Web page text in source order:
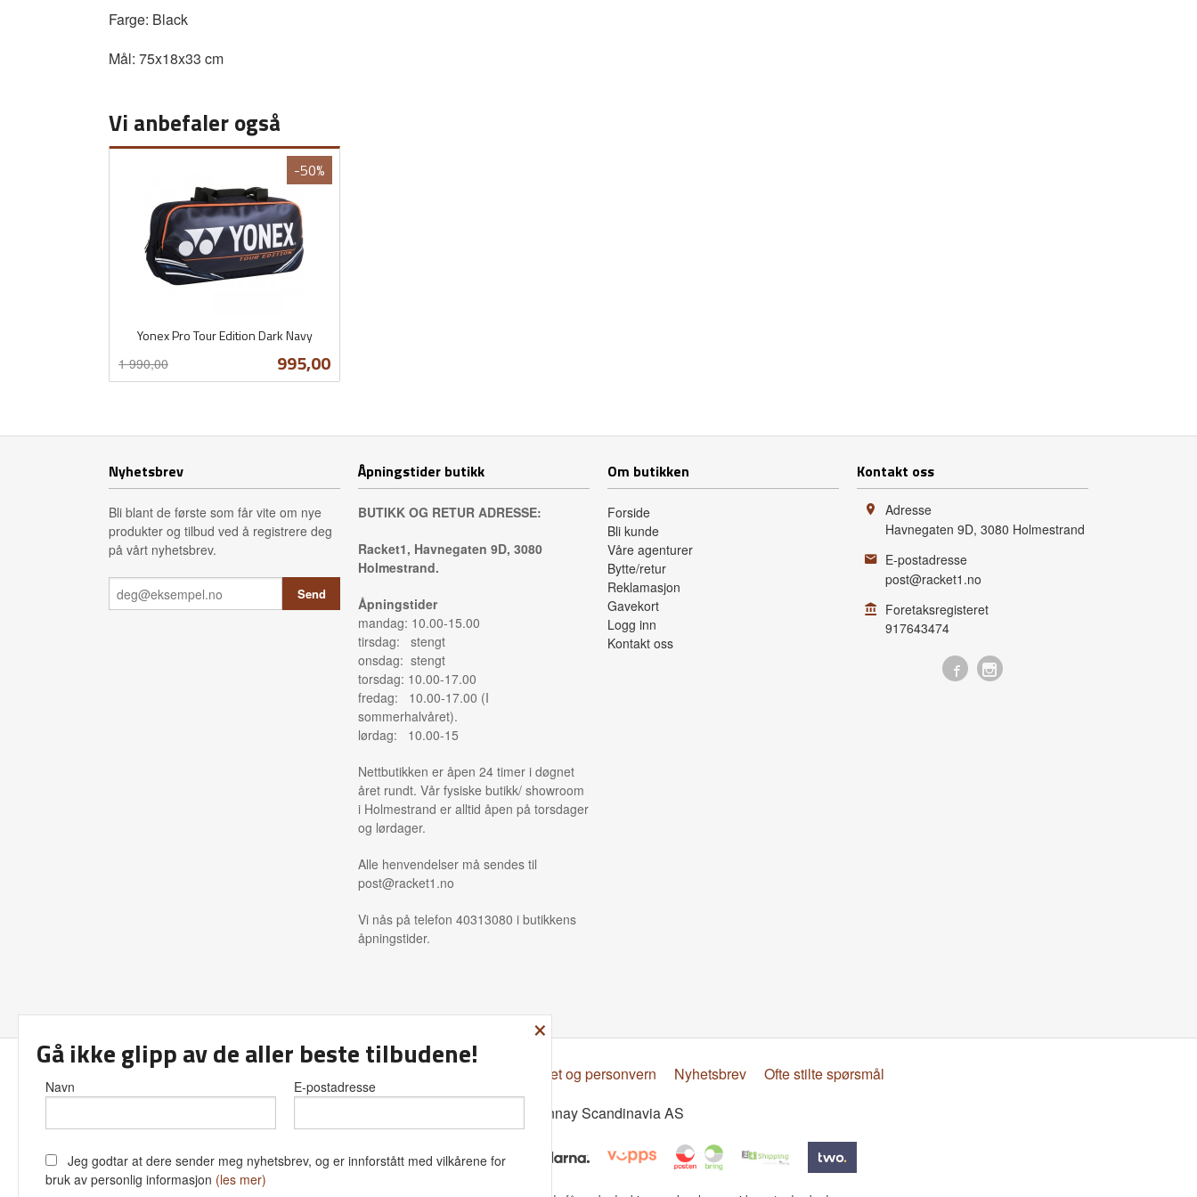
Farge: Black
Mål: 75x18x33 cm
Vi anbefaler også
Yonex Pro Tour Edition Dark Navy
Tilbud
995,00
1 990,00
-50%
mva.
Nyhetsbrev
Bli blant de første som får vite om nye
produkter og tilbud ved å registrere deg
på vårt nyhetsbrev.
Åpningstider butikk
BUTIKK OG RETUR ADRESSE:
Racket1, Havnegaten 9D, 3080
Holmestrand.
Åpningstider
mandag: 10.00-15.00
tirsdag: stengt
onsdag: stengt
torsdag: 10.00-17.00
fredag: 10.00-17.00 (I
sommerhalvåret).
lørdag: 10.00-15
Nettbutikken er åpen 24 timer i døgnet
året rundt. Vår fysiske butikk/ showroom
i Holmestrand er alltid åpen på torsdager
og lørdager.
Alle henvendelser må sendes til
post@racket1.no
Vi nås på telefon 40313080 i butikkens
åpningstider.
Om butikken
Forside
Bli kunde
Våre agenturer
Bytte/retur
Reklamasjon
Gavekort
Logg inn
Kontakt oss
Kontakt oss
Adresse
Havnegaten 9D, 3080 Holmestrand
E-postadresse
post@racket1.no
Foretaksregisteret
917643474
Sikkerhet og personvern Nyhetsbrev
Ofte stilte spørsmål
© Donnay Scandinavia AS
×
Gå ikke glipp av de aller beste tilbudene!
Navn E-postadresse
Jeg godtar at dere sender meg nyhetsbrev, og er innforstått med vilkårene for
bruk av personlig informasjon (les mer)